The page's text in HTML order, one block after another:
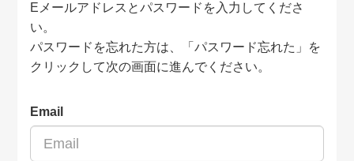
Eメールアドレスとパスワードを入力してくださ
い。
パスワードを忘れた方は、「パスワード忘れた」を
クリックして次の画面に進んでください。
Email